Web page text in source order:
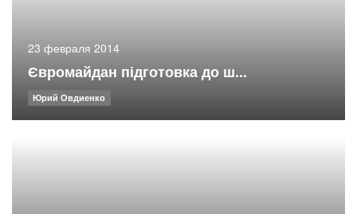
23 февраля 2014
Євромайдан підготовка до ш...
Юрий Овдиенко